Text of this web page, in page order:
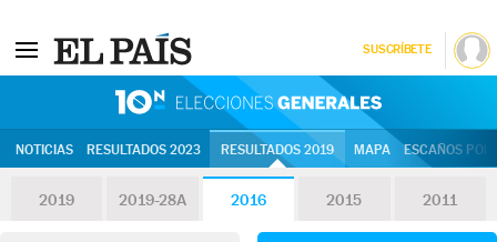
SUSCRÍBETE
NOTICIAS RESULTADOS 2023 RESULTADOS 2019 MAPA ESCAÑOS
2019 2019-28A 2016 2015 2011